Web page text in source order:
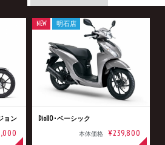
ョン Dio110･ベーシック
本体価格 ¥239,800
NEW 明石店